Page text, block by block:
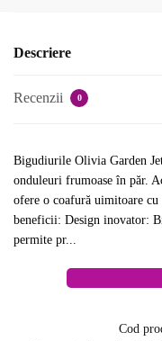
Descriere
Recenzii 0
Bigudiurile Olivia Garden
onduleuri frumoase în păr.
ofere o coafură uimitoare
beneficii: Design inovator:
permite pr...
Cod